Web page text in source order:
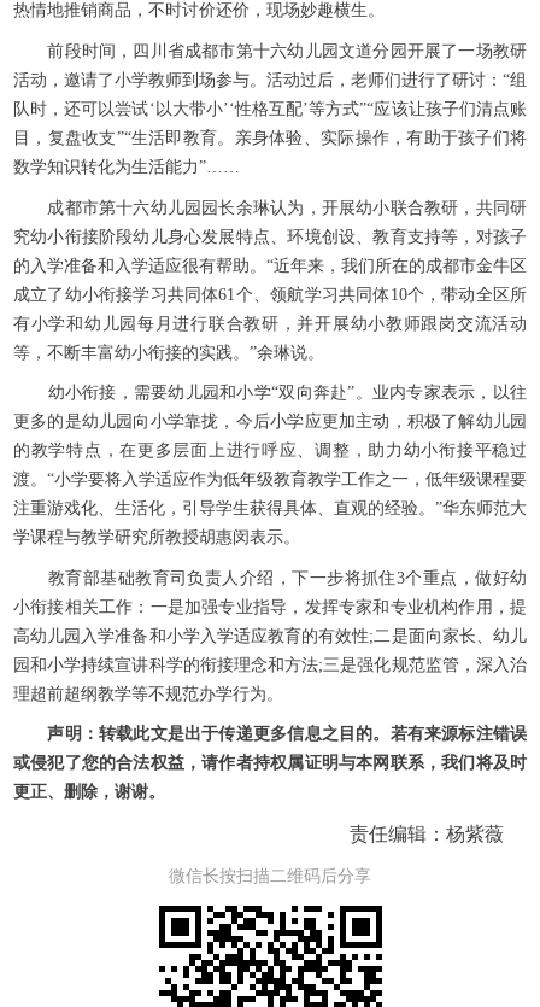
热情地推销商品，不时讨价还价，现场妙趣横生。
前段时间，四川省成都市第十六幼儿园文道分园开展了一场教研
活动，邀请了小学教师到场参与。活动过后，老师们进行了研讨：“组
队时，还可以尝试‘以大带小’‘性格互配’等方式”“应该让孩子们清点账
目，复盘收支”“生活即教育。亲身体验、实际操作，有助于孩子们将
数学知识转化为生活能力”……
成都市第十六幼儿园园长余琳认为，开展幼小联合教研，共同研
究幼小衔接阶段幼儿身心发展特点、环境创设、教育支持等，对孩子
的入学准备和入学适应很有帮助。“近年来，我们所在的成都市金牛区
成立了幼小衔接学习共同体61个、领航学习共同体10个，带动全区所
有小学和幼儿园每月进行联合教研，并开展幼小教师跟岗交流活动
等，不断丰富幼小衔接的实践。”余琳说。
幼小衔接，需要幼儿园和小学“双向奔赴”。业内专家表示，以往
更多的是幼儿园向小学靠拢，今后小学应更加主动，积极了解幼儿园
的教学特点，在更多层面上进行呼应、调整，助力幼小衔接平稳过
渡。“小学要将入学适应作为低年级教育教学工作之一，低年级课程要
注重游戏化、生活化，引导学生获得具体、直观的经验。”华东师范大
学课程与教学研究所教授胡惠闵表示。
教育部基础教育司负责人介绍，下一步将抓住3个重点，做好幼
小衔接相关工作：一是加强专业指导，发挥专家和专业机构作用，提
高幼儿园入学准备和小学入学适应教育的有效性;二是面向家长、幼儿
园和小学持续宣讲科学的衔接理念和方法;三是强化规范监管，深入治
理超前超纲教学等不规范办学行为。
声明：转载此文是出于传递更多信息之目的。若有来源标注错误
或侵犯了您的合法权益，请作者持权属证明与本网联系，我们将及时
更正、删除，谢谢。
责任编辑：杨紫薇
微信长按扫描二维码后分享